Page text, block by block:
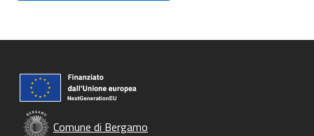
Comune di Bergamo